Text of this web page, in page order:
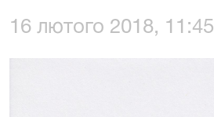
16 лютого 2018, 11:45